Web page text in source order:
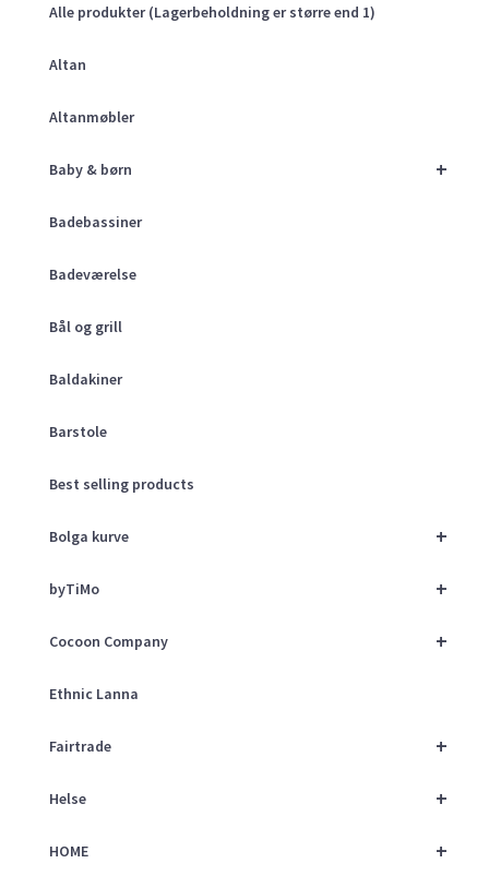
Alle produkter (Lagerbeholdning er større end 1)
Altan
Altanmøbler
+
Baby & børn
Badebassiner
Badeværelse
Bål og grill
Baldakiner
Barstole
Best selling products
+
Bolga kurve
+
byTiMo
+
Cocoon Company
Ethnic Lanna
+
Fairtrade
+
Helse
+
HOME